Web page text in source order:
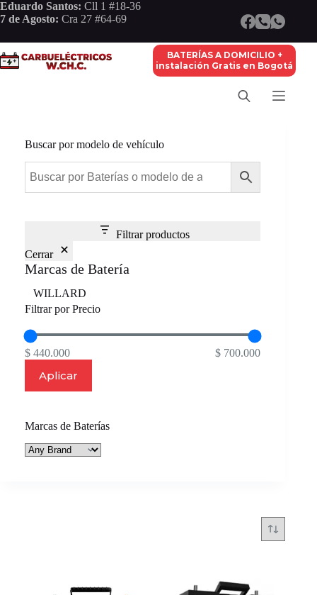
Saltar
al
Eduardo Santos: Cll 1 #18-36
7 de Agosto: Cra 27 #64-69
BATERÍAS A DOMICILIO +
instalación Gratis en Bogotá
Buscar por modelo de vehículo
Filtrar productos
Cerrar
Marcas de Batería
Marca
WILLARD
Filtrar por Precio
$ 440.000 $ 700.000
Aplicar
Marcas de Baterías